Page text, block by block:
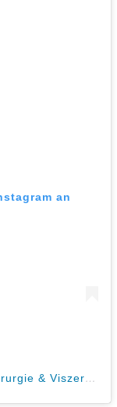
an
Ein Beitrag geteilt von Viszera | Chirurgie & Viszeralmedizin München (@viszera_muenchen)